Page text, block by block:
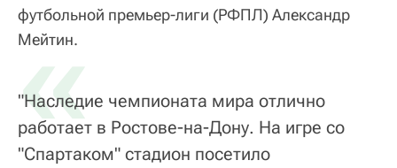
футбольной премьер-лиги (РФПЛ) Александр
Мейтин.
«
"Наследие чемпионата мира отлично
работает в Ростове-на-Дону. На игре со
"Спартаком" стадион посетило